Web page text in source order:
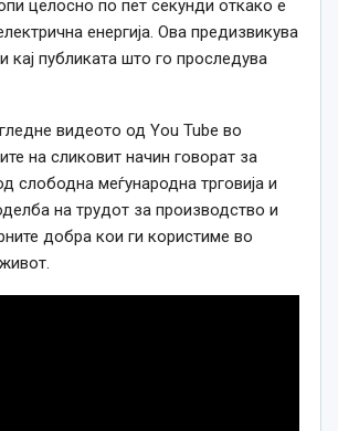
целосно по пет секунди откако е
енергија. Ова предизвикува
кај публиката што го проследува
видеото од You Tube во
на сликовит начин говорат за
слободна меѓународна трговија и
на трудот за производство и
добра кои ги користиме во